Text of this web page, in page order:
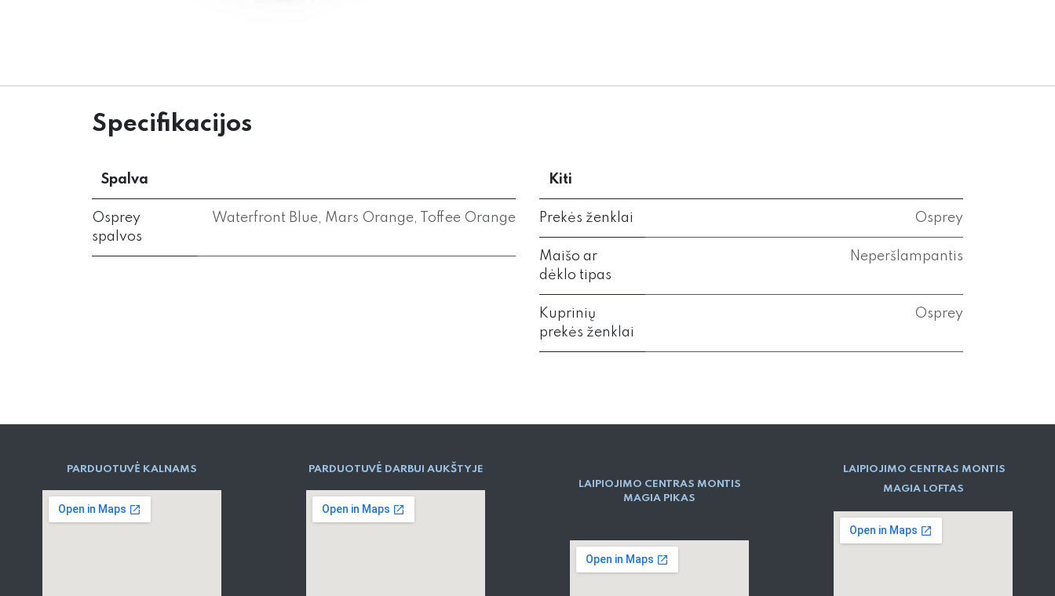
Specifikacijos
Spalva
Osprey
spalvos
Waterfront Blue, Mars Orange, Toffee Orange
Kiti
Prekės ženklai Osprey
Maišo ar
dėklo tipas
Neperšlampantis
Kuprinių
prekės ženklai
Osprey
PARD​UOTUVĖ​ KALNAMS PARDUOTUVĖ DARBUI AUKŠTYJE
LAIPIOJIMO CENTRAS MONTIS
MAGIA PIKAS
LAIPIOJIMO CENTRAS MONTIS
MAGIA LOFTAS